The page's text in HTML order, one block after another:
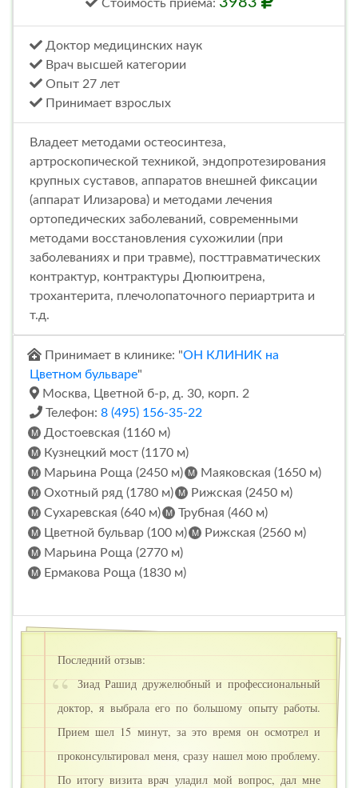
Стоимость приема:
Доктор медицинских наук
Врач высшей категории
Опыт 27 лет
Принимает взрослых
Владеет методами остеосинтеза,
артроскопической техникой, эндопротезирования
крупных суставов, аппаратов внешней фиксации
(аппарат Илизарова) и методами лечения
ортопедических заболеваний, современными
методами восстановления сухожилии (при
заболеваниях и при травме), посттравматических
контрактур, контрактуры Дюпюитрена,
трохантерита, плечолопаточного периартрита и
т.д.
Принимает в клинике: "ОН КЛИНИК на
Цветном бульваре"
Москва, Цветной б-р, д. 30, корп. 2
Телефон: 8 (495) 156-35-22
Достоевская (1160 м)
Кузнецкий мост (1170 м)
Марьина Роща (2450 м)
Маяковская (1650 м)
Охотный ряд (1780 м)
Рижская (2450 м)
Сухаревская (640 м)
Трубная (460 м)
Цветной бульвар (100 м)
Рижская (2560 м)
Марьина Роща (2770 м)
Ермакова Роща (1830 м)
Последний отзыв:
Зиад Рашид дружелюбный и профессиональный
доктор, я выбрала его по большому опыту работы.
Прием шел 15 минут, за это время он осмотрел и
проконсультировал меня, сразу нашел мою проблему.
По итогу визита врач уладил мой вопрос, дал мне